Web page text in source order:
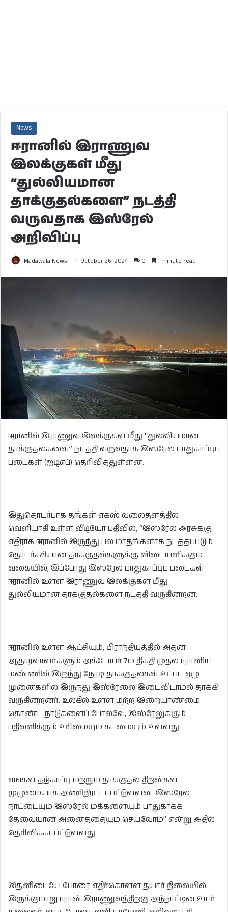
News
ஈரானில் இராணுவ
இலக்குகள் மீது
“துல்லியமான
தாக்குதல்களை” நடத்தி
வருவதாக இஸ்ரேல்
அறிவிப்பு
Madawala News October 26, 2024 0 1 minute read
ஈரானில் இராணுவ இலக்குகள் மீது “துல்லியமான
தாக்குதல்களை” நடத்தி வருவதாக இஸ்ரேல் பாதுகாப்புப்
படைகள் (ஐடிஎப்) தெரிவித்துள்ளன.
இதுதொடர்பாக தங்கள் எக்ஸ் வலைதளத்தில்
வெளியாகி உள்ள வீடியோ பதிவில், “இஸ்ரேல் அரசுக்கு
எதிராக ஈரானில் இருந்து பல மாதங்களாக நடத்தப்படும்
தொடர்ச்சியான தாக்குதல்களுக்கு விடையளிக்கும்
வகையில், இப்போது இஸ்ரேல் பாதுகாப்புப் படைகள்
ஈரானில் உள்ள இராணுவ இலக்குகள் மீது
துல்லியமான தாக்குதல்களை நடத்தி வருகின்றன.
ஈரானில் உள்ள ஆட்சியும், பிராந்தியத்தில் அதன்
ஆதாரவாளர்களும் அக்டோபர் 7ம் திகதி முதல் ஈரானிய
மண்ணில் இருந்து நேரடி தாக்குதல்கள் உட்பட ஏழு
முனைகளில் இருந்து இஸ்ரேலை இடைவிடாமல் தாக்கி
வருகின்றனர். உலகில் உள்ள மற்ற இறையாண்மை
கொண்ட நாடுகளைப் போலவே, இஸ்ரேலுக்கும்
பதிலளிக்கும் உரிமையும் கடமையும் உள்ளது.
எங்கள் தற்காப்பு மற்றும் தாக்குதல் திறன்கள்
முழுமையாக அணிதிரட்டப்பட்டுள்ளன. இஸ்ரேல்
நாட்டையும் இஸ்ரேல் மக்களையும் பாதுகாக்க
தேவையான அனைத்தையும் செய்வோம்” என்று அதில்
தெரிவிக்கப்பட்டுள்ளது.
இதனிடையே போரை எதிர்கொள்ள தயார் நிலையில்
இருக்குமாறு ஈரான் இராணுவத்திற்கு அந்நாட்டின் உயர்